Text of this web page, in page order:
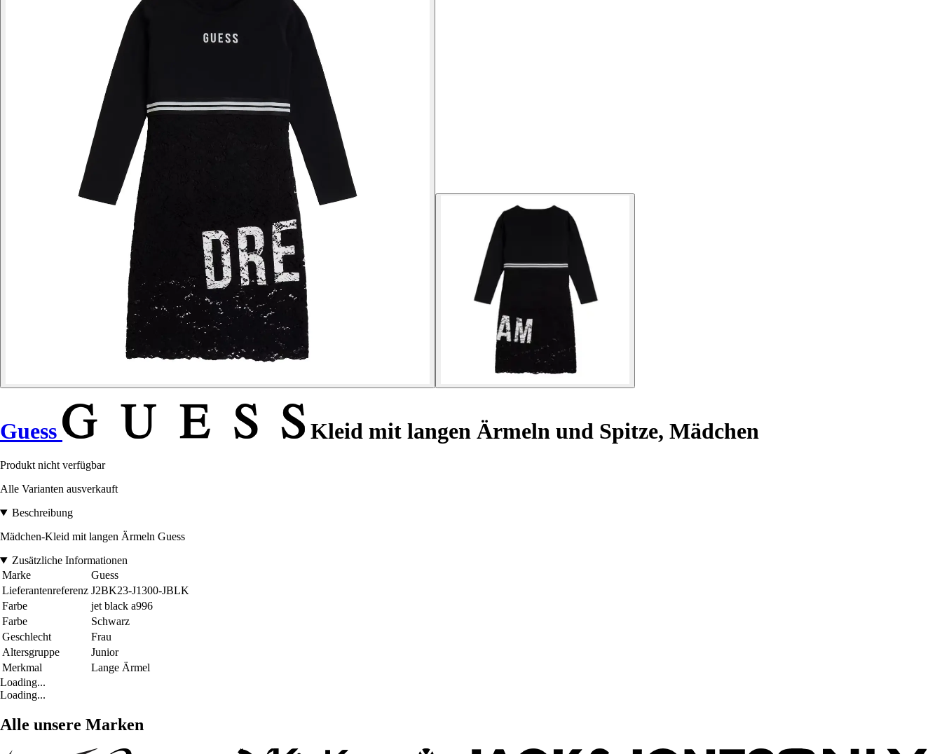
Guess Kleid mit langen Ärmeln und Spitze, Mädchen
Produkt nicht verfügbar
Alle Varianten ausverkauft
Beschreibung
Mädchen-Kleid mit langen Ärmeln Guess
Zusätzliche Informationen
Marke
Guess
Lieferantenreferenz J2BK23-J1300-JBLK
Farbe
jet black a996
Farbe
Schwarz
Geschlecht
Frau
Altersgruppe
Junior
Merkmal
Lange Ärmel
Loading...
Loading...
Alle unsere Marken